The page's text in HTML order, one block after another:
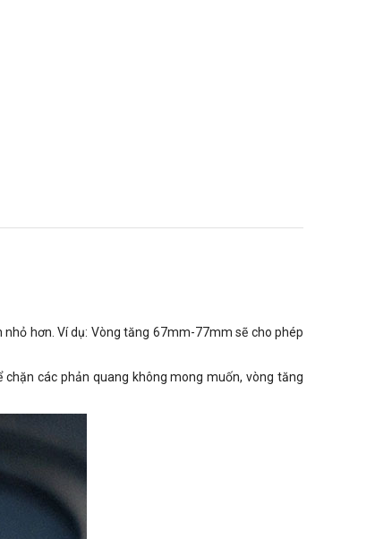
hơn. Ví dụ: Vòng tăng 67mm-77mm sẽ cho phép
các phản quang không mong muốn, vòng tăng